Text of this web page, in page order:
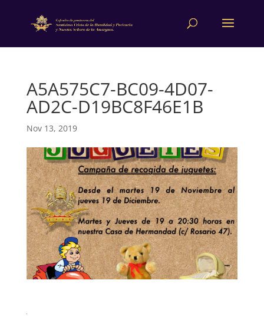
A5A575C7-BC09-4D07-
AD2C-D19BC8F46E1B
Nov 13, 2019